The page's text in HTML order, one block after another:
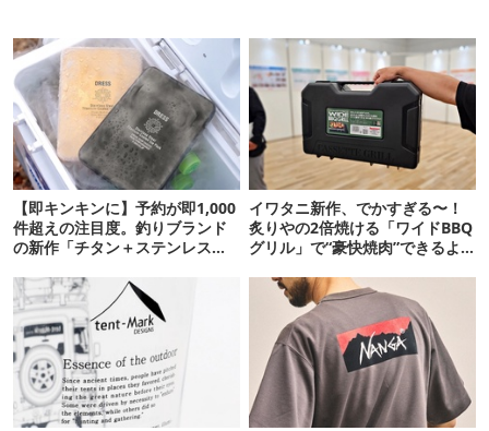
【即キンキンに】予約が即1,000
件超えの注目度。釣りブランド
の新作「チタン＋ステンレスの
イワタニ新作、でかすぎる〜！
炙りやの2倍焼ける「ワイドBBQ
グリル」で“豪快焼肉”できるよ